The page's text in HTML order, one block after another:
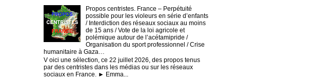
Propos centristes. France – Perpétuité
possible pour les violeurs en série d’enfants
/ Interdiction des réseaux sociaux au moins
de 15 ans / Vote de la loi agricole et
polémique autour de l’acétamipride /
Organisation du sport professionnel / Crise
humanitaire à Gaza…
V oici une sélection, ce 22 juillet 2026, des propos tenus
par des centristes dans les médias ou sur les réseaux
sociaux en France. ► Emma...